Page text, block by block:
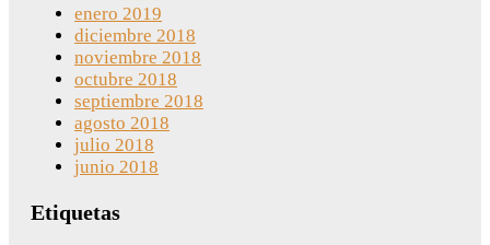
enero 2019
diciembre 2018
noviembre 2018
octubre 2018
septiembre 2018
agosto 2018
julio 2018
junio 2018
Etiquetas